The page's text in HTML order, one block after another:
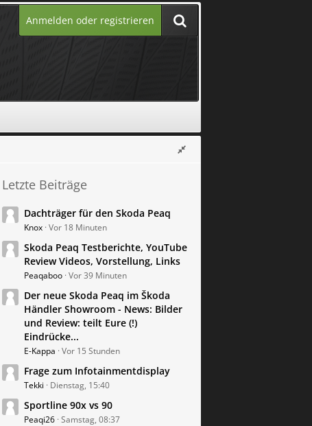
Anmelden oder registrieren
Letzte Beiträge
Dachträger für den Skoda Peaq
Knox Vor 18 Minuten
Skoda Peaq Testberichte, YouTube
Review Videos, Vorstellung, Links
Peaqaboo Vor 39 Minuten
Der neue Skoda Peaq im Škoda
Händler Showroom - News: Bilder
und Review: teilt Eure (!)
Eindrücke...
E-Kappa Vor 15 Stunden
Frage zum Infotainmentdisplay
Tekki Dienstag, 15:40
Sportline 90x vs 90
Peaqi26 Samstag, 08:37